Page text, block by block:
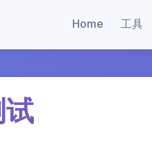
Home 工具